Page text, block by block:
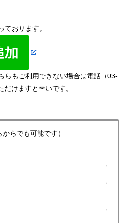
ております。
らもご利用できない場合は電話（03-
けますと幸いです。
らでも可能です）